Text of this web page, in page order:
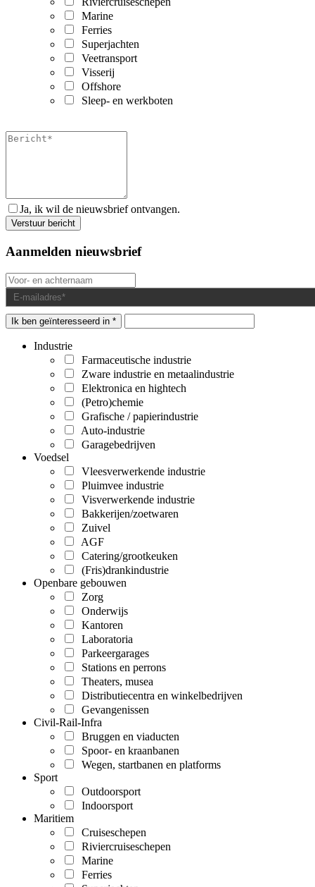
Marine
Ferries
Superjachten
Veetransport
Visserij
Offshore
Sleep- en werkboten
Ja, ik wil de nieuwsbrief ontvangen.
Aanmelden nieuwsbrief
Ik ben geïnteresseerd in *
Industrie
Farmaceutische industrie
Zware industrie en metaalindustrie
Elektronica en hightech
(Petro)chemie
Grafische / papierindustrie
Auto-industrie
Garagebedrijven
Voedsel
Vleesverwerkende industrie
Pluimvee industrie
Visverwerkende industrie
Bakkerijen/zoetwaren
Zuivel
AGF
Catering/grootkeuken
(Fris)drankindustrie
Openbare gebouwen
Zorg
Onderwijs
Kantoren
Laboratoria
Parkeergarages
Stations en perrons
Theaters, musea
Distributiecentra en winkelbedrijven
Gevangenissen
Civil-Rail-Infra
Bruggen en viaducten
Spoor- en kraanbanen
Wegen, startbanen en platforms
Sport
Outdoorsport
Indoorsport
Maritiem
Cruiseschepen
Riviercruiseschepen
Marine
Ferries